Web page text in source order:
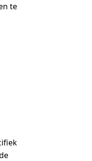
te